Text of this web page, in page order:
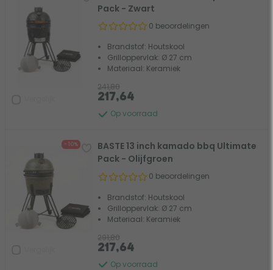
Pack - Zwart
0 beoordelingen
Brandstof: Houtskool
Grilloppervlak: Ø 27 cm
Materiaal: Keramiek
Op voorraad
241,80
217,64
- 10%
BASTE 13 inch kamado bbq Ultimate
Pack - Olijfgroen
0 beoordelingen
Brandstof: Houtskool
Grilloppervlak: Ø 27 cm
Materiaal: Keramiek
Op voorraad
291,80
217,64